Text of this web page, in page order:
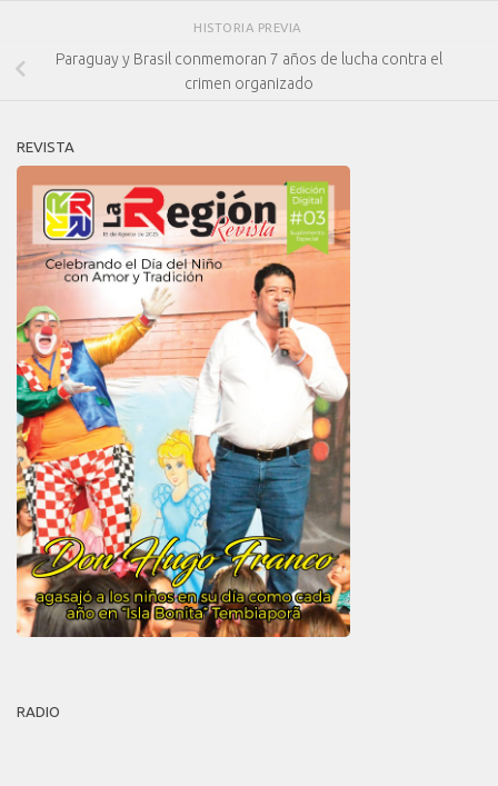
HISTORIA PREVIA
Paraguay y Brasil conmemoran 7 años de lucha contra el
crimen organizado
REVISTA
RADIO